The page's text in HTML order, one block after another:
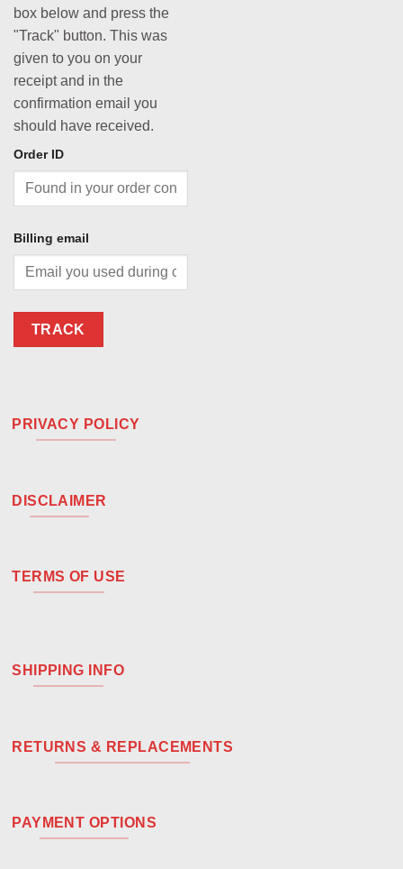
box below and press the
"Track" button. This was
given to you on your
receipt and in the
confirmation email you
should have received.
Order ID
Billing email
TRACK
PRIVACY POLICY
DISCLAIMER
TERMS OF USE
SHIPPING INFO
RETURNS & REPLACEMENTS
PAYMENT OPTIONS